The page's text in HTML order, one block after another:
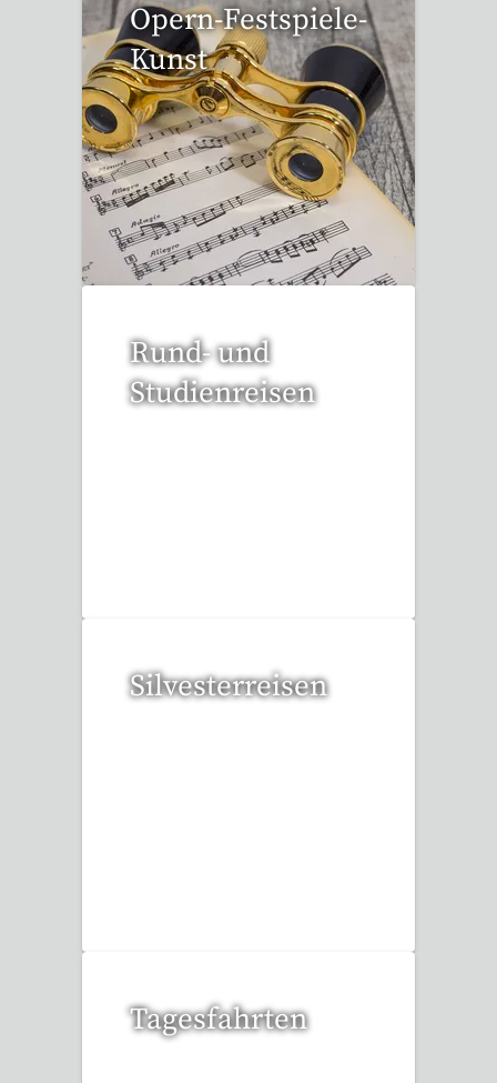
Opern-Festspiele-
Kunst
51 Reisen gefunden
Rund- und
Studienreisen
Silvesterreisen
Tagesfahrten